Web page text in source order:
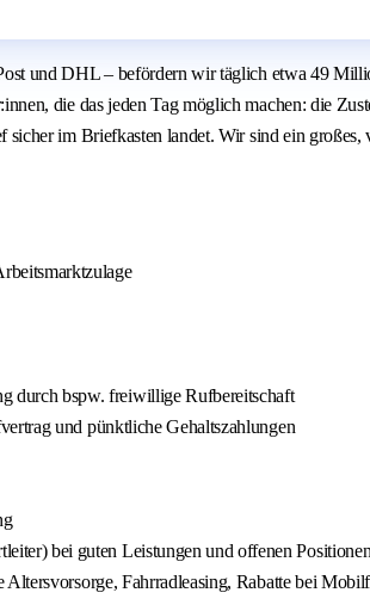
und DHL – befördern wir täglich etwa 49
die das jeden Tag möglich machen: die
im Briefkasten landet. Wir sind ein
durch bspw. freiwillige Rufbereitschaft
und pünktliche Gehaltszahlungen
bei guten Leistungen und offenen
Fahrradleasing, Rabatte bei